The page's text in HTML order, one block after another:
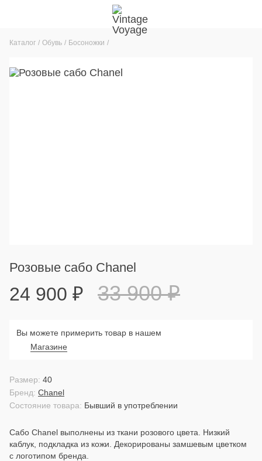
Каталог Обувь Босоножки
Розовые сабо Chanel
24 900 ₽ 33 900₽
Вы можете примерить товар в нашем
Магазине
Состояние товара: Бывший в употреблении
Бренд: Chanel
Размер: 40
Сабо Chanel выполнены из ткани розового цвета. Низкий
каблук, подкладка из кожи. Декорированы замшевым цветком
с логотипом бренда.